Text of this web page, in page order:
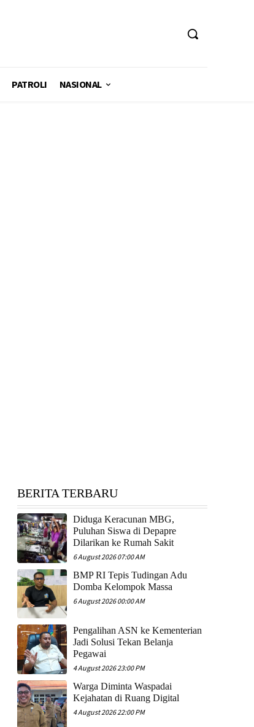
PATROLI NASIONAL
BERITA TERBARU
Diduga Keracunan MBG,
Puluhan Siswa di Depapre
Dilarikan ke Rumah Sakit
6 August 2026 07:00 AM
​BMP RI Tepis Tudingan Adu
Domba Kelompok Massa
6 August 2026 00:00 AM
Pengalihan ASN ke Kementerian
Jadi Solusi Tekan Belanja
Pegawai
4 August 2026 23:00 PM
Warga Diminta Waspadai
Kejahatan di Ruang Digital
4 August 2026 22:00 PM